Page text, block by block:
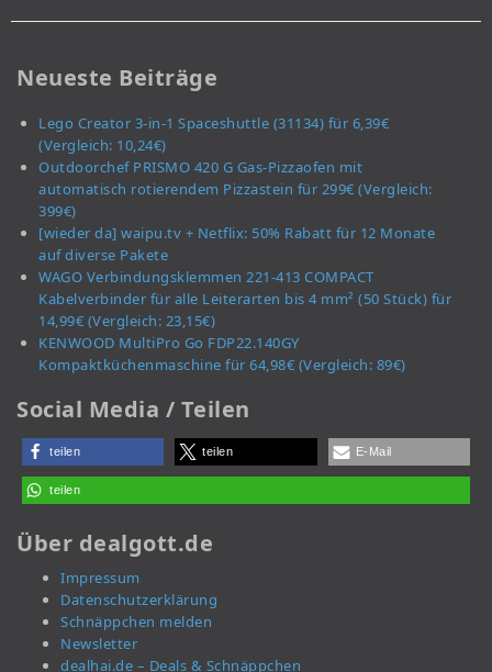
Neueste Beiträge
Lego Creator 3-in-1 Spaceshuttle (31134) für 6,39€
(Vergleich: 10,24€)
Outdoorchef PRISMO 420 G Gas-Pizzaofen mit
automatisch rotierendem Pizzastein für 299€ (Vergleich:
399€)
[wieder da] waipu.tv + Netflix: 50% Rabatt für 12 Monate
auf diverse Pakete
WAGO Verbindungsklemmen 221-413 COMPACT
Kabelverbinder für alle Leiterarten bis 4 mm² (50 Stück) für
14,99€ (Vergleich: 23,15€)
KENWOOD MultiPro Go FDP22.140GY
Kompaktküchenmaschine für 64,98€ (Vergleich: 89€)
Social Media / Teilen
teilen teilen E-Mail
teilen
Über dealgott.de
Impressum
Datenschutzerklärung
Schnäppchen melden
Newsletter
dealhai.de – Deals & Schnäppchen